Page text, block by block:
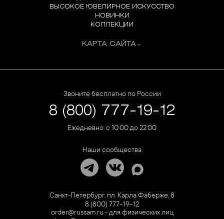
ВЫСОКОЕ ЮВЕЛИРНОЕ ИСКУССТВО
НОВИНКИ
КОЛЛЕКЦИИ
КАРТА САЙТА
Звоните бесплатно по России
8 (800) 777-19-12
Ежедневно: с 10:00 до 22:00
Наши сообщества
Санкт-Петербург, пл. Карла Фаберже, 8
8 (800) 777-19-12
order@russam.ru - для физических лиц